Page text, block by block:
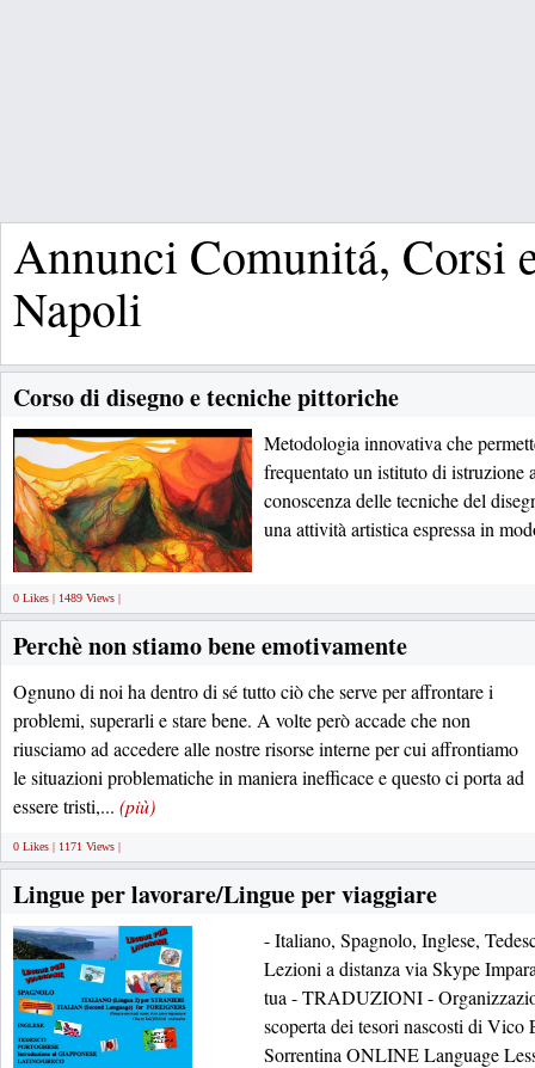
Annunci Comunitá, Corsi
Napoli
Corso di disegno e tecniche pittoriche
Metodologia innovativa che
frequentato un istituto di istruzione
conoscenza delle tecniche del
una attività artistica espressa in
0 Likes | 1489 Views |
Perchè non stiamo bene emotivamente
Ognuno di noi ha dentro di sé tutto ciò che serve per affrontare i
problemi, superarli e stare bene. A volte però accade che non
riusciamo ad accedere alle nostre risorse interne per cui affrontiamo
le situazioni problematiche in maniera inefficace e questo ci porta ad
essere tristi,... (più)
0 Likes | 1171 Views |
Lingue per lavorare/Lingue per viaggiare
- Italiano, Spagnolo, Inglese,
Lezioni a distanza via Skype
tua - TRADUZIONI -
scoperta dei tesori nascosti di Vico
Sorrentina ONLINE Language